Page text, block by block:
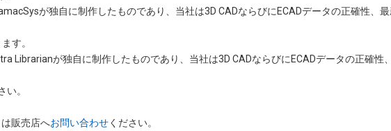
ペ
ジ
が独自に制作したものであり、当社は3D CADならびにECADデータの正確性、
す。
Librarianが独自に制作したものであり、当社は3D CADならびにECADデータの正確性
い。
販売店へお問い合わせください。